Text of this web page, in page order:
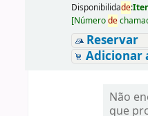
Disponibilidade:
[Númerode
Reservar
Adicionar
Não
que